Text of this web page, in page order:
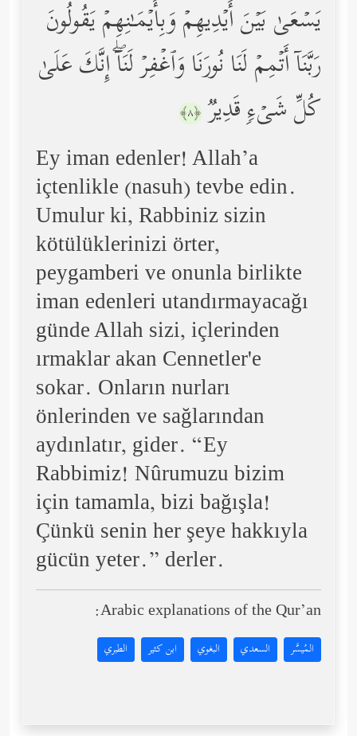
یَسۡعَىٰ بَیۡنَ أَیۡدِیهِمۡ وَبِأَیۡمَـٰنِهِمۡ یَقُولُونَ
رَبَّنَاۤ أَتۡمِمۡ لَنَا نُورَنَا وَٱغۡفِرۡ لَنَاۤۖ إِنَّكَ عَلَىٰ
كُلِّ شَیۡءࣲ قَدِیرࣱ ﴿٨﴾
Ey iman edenler! Allah’a
içtenlikle (nasuh) tevbe edin.
Umulur ki, Rabbiniz sizin
kötülüklerinizi örter,
peygamberi ve onunla birlikte
iman edenleri utandırmayacağı
günde Allah sizi, içlerinden
ırmaklar akan Cennetler'e
sokar. Onların nurları
önlerinden ve sağlarından
aydınlatır, gider. “Ey
Rabbimiz! Nûrumuzu bizim
için tamamla, bizi bağışla!
Çünkü senin her şeye hakkıyla
gücün yeter.” derler.
Arabic explanations of the Qur’an:
المُيسَّر السعدي البغوي ابن كثير الطبري